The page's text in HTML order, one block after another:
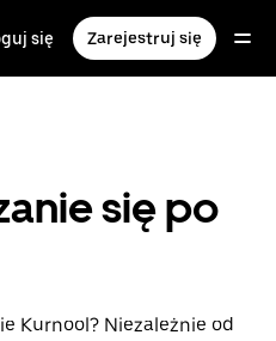
się Zarejestruj się
się po
Kurnool? Niezależnie od